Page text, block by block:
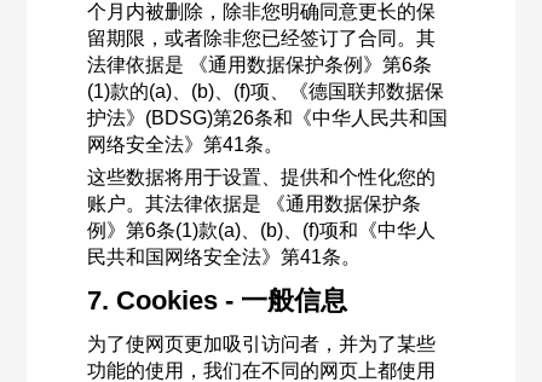
个月内被删除，除非您明确同意更长的保
留期限，或者除非您已经签订了合同。其
法律依据是 《通用数据保护条例》第6条
(1)款的(a)、(b)、(f)项、《德国联邦数据保
护法》(BDSG)第26条和《中华人民共和国
网络安全法》第41条。
这些数据将用于设置、提供和个性化您的
账户。其法律依据是 《通用数据保护条
例》第6条(1)款(a)、(b)、(f)项和《中华人
民共和国网络安全法》第41条。
7. Cookies - 一般信息
为了使网页更加吸引访问者，并为了某些
功能的使用，我们在不同的网页上都使用